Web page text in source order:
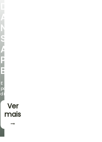
DESCUBRA
A
NOSSA
SELEÇÃO
A
PREÇOS
BAIXOS
E
poupe
dinheiro!
Ver
mais
→